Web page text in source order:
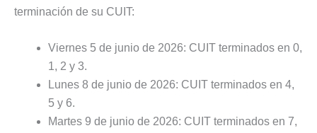
terminación de su CUIT:
Viernes 5 de junio de 2026: CUIT terminados en 0,
1, 2 y 3.
Lunes 8 de junio de 2026: CUIT terminados en 4,
5 y 6.
Martes 9 de junio de 2026: CUIT terminados en 7,